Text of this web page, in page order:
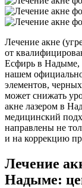
Лечение акне
от
Есфирь в Надыме,
нашем
элементов,
может снижать
акне лазером в
медицинский
направлены не
и на коррекцию
Лечение
Надыме: